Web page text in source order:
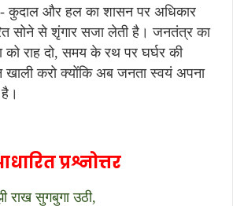
- कुदाल और हल का शासन पर अधिकार
सोने से शृंगार सजा लेती है। जनतंत्र का
राह दो, समय के रथ पर घर्घर की
करो क्योंकि अब जनता स्वयं अपना
प्रश्नोत्तर
राख सुगबुगा उठी,